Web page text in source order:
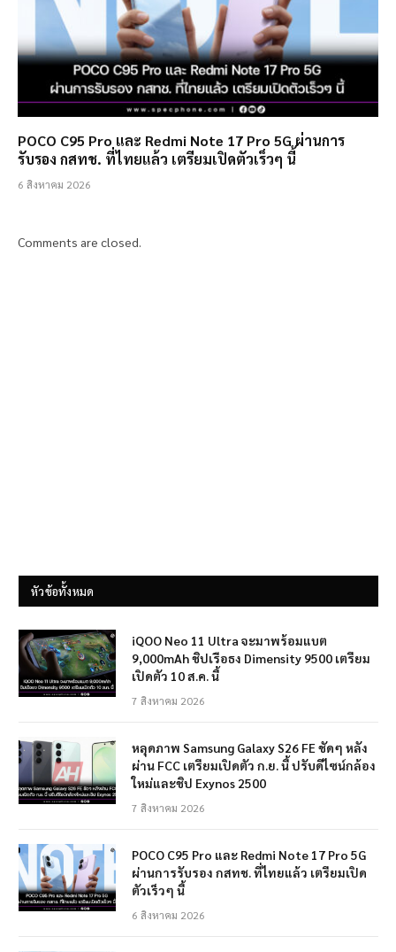
POCO C95 Pro และ Redmi Note 17 Pro 5G ผ่านการ
รับรอง กสทช. ที่ไทยแล้ว เตรียมเปิดตัวเร็วๆ นี้
6 สิงหาคม 2026
Comments are closed.
หัวข้อทั้งหมด
iQOO Neo 11 Ultra จะมาพร้อมแบต
9,000mAh ชิปเรือธง Dimensity 9500 เตรียม
เปิดตัว 10 ส.ค. นี้
7 สิงหาคม 2026
หลุดภาพ Samsung Galaxy S26 FE ชัดๆ หลัง
ผ่าน FCC เตรียมเปิดตัว ก.ย. นี้ ปรับดีไซน์กล้อง
ใหม่และชิป Exynos 2500
7 สิงหาคม 2026
POCO C95 Pro และ Redmi Note 17 Pro 5G
ผ่านการรับรอง กสทช. ที่ไทยแล้ว เตรียมเปิด
ตัวเร็วๆ นี้
6 สิงหาคม 2026